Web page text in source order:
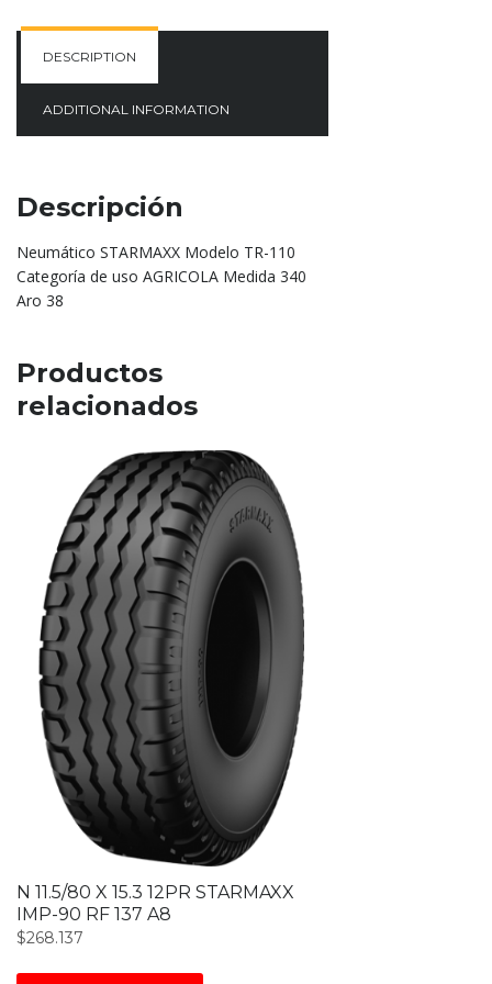
DESCRIPTION
ADDITIONAL INFORMATION
Descripción
Neumático STARMAXX Modelo TR-110
Categoría de uso AGRICOLA Medida 340
Aro 38
Productos
relacionados
N 11.5/80 X 15.3 12PR STARMAXX
IMP-90 RF 137 A8
$268.137